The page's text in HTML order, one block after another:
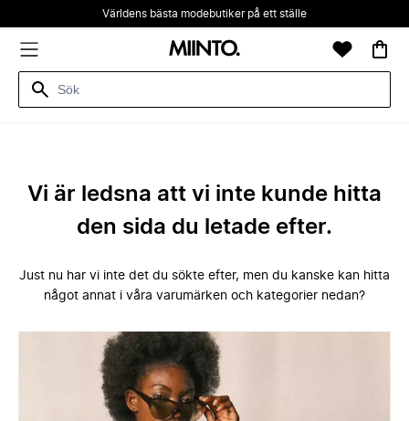
Världens bästa modebutiker på ett ställe
Vi är ledsna att vi inte kunde hitta
den sida du letade efter.
Just nu har vi inte det du sökte efter, men du kanske kan hitta
något annat i våra varumärken och kategorier nedan?